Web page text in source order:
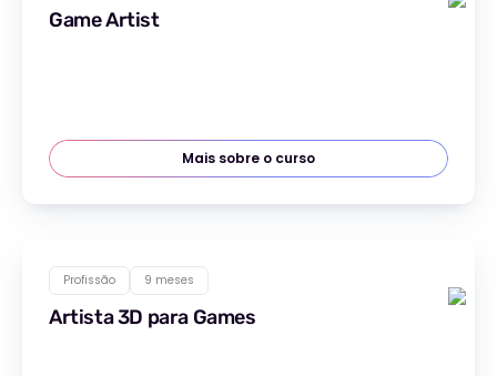
Game Artist
Mais sobre o curso
Profissão 9 meses
Artista 3D para Games